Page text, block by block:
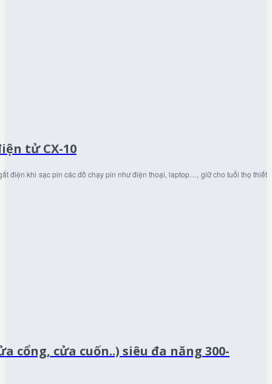
tử CX-10
điện khi sạc pin các đồ chạy pin như điện thoại, laptop…, giữ cho tuổi thọ thiết
cổng, cửa cuốn..) siêu đa năng 300-